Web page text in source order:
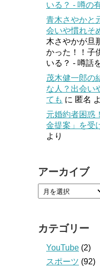
いる？ - 噂の
青木さやかと
会いや慣れそ
木さやかが旦
かった！！子
いる？ - 噂話
茂木健一郎の
な人？出会い
ても に 匿名
元婚約者困惑
金提案」を受
より
アーカイブ
カテゴリー
YouTube (2)
スポーツ (92)